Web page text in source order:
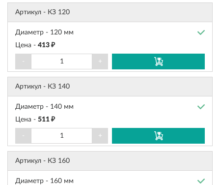
Артикул - КЗ 120
Диаметр - 120 мм
Цена - 413 ₽
- +
Артикул - КЗ 140
Диаметр - 140 мм
Цена - 511 ₽
- +
Артикул - КЗ 160
Диаметр - 160 мм